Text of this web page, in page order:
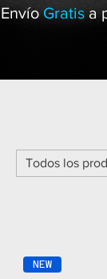
EnvíoGratis a
Todos los
NEW